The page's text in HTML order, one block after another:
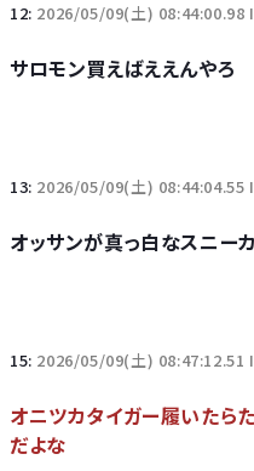
12: 2026/05/09(土) 08:44:00.98
サロモン買えばええんやろ
13: 2026/05/09(土) 08:44:04.55
オッサンが真っ白なスニー
15: 2026/05/09(土) 08:47:12.51
オニツカタイガー履いたら
だよな